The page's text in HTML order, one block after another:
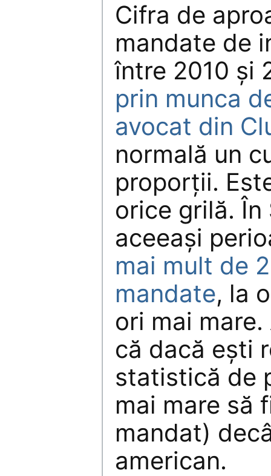
Cifra de
mandate de
între 2010 și
prin munca
avocat din
normală un
proporții.
orice grilă.
aceeași
mai mult de
mandate, la
ori mai
că dacă ești
statistică de
mai mare să
mandat)
american.